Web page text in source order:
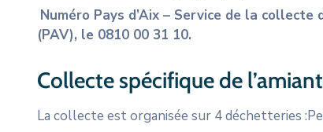
Numéro Pays d’Aix – Service de la
(PAV), le 0810 00 31 10.
Collecte spécifique de
La collecte est organisée sur 4 déchetteries